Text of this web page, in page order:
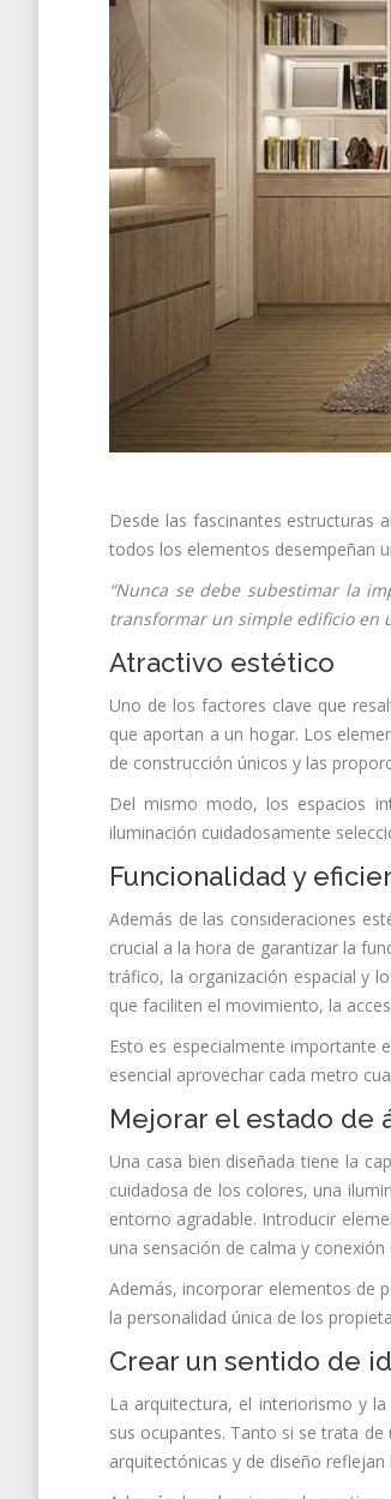
Desde las fascinantes estructuras
todos los elementos desempeñan
“Nunca se debe subestimar la
transformar un simple edificio en
Atractivo estético
Uno de los factores clave que
que aportan a un hogar. Los
de construcción únicos y las
Del mismo modo, los espacios
iluminación cuidadosamente
Funcionalidad y
Además de las consideraciones
crucial a la hora de garantizar la
tráfico, la organización espacial y
que faciliten el movimiento, la
Esto es especialmente importante
esencial aprovechar cada metro
Mejorar el estado de
Una casa bien diseñada tiene la
cuidadosa de los colores, una
entorno agradable. Introducir
una sensación de calma y
Además, incorporar elementos de
la personalidad única de los
Crear un sentido de
La arquitectura, el interiorismo y
sus ocupantes. Tanto si se trata
arquitectónicas y de diseño